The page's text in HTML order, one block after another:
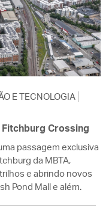
E TECNOLOGIA
Crossing
passagem exclusiva
da MBTA,
e abrindo novos
Pond Mall e além.